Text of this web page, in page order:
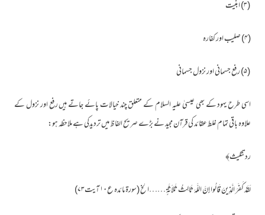
(۳) ابنیت
(۴) صلیب اور کفارہ
(۵) رفع جسمانی اور نزول جسمانی
اسی طرح یہود کے بھی عیسیٰ علیہ السلام کے متعلق چند خیالات پائے جاتے ہیں رفع اور نزول کے
علاوہ باقی تمام غلط عقائد کی قرآن مجید نے بڑے صریح الفاظ میں تردیدکی ہے ملاحظہ ہو:
رد تثلیث﴾
لَقَدْ كَفَرَ الَّذِينَ قَالُوا إِنَّ اللَّهَ ثَالِثُ ثَلاَثَةٍ ……الخ (سورۃ مائدہ ع۱۰ آیت۷۳)